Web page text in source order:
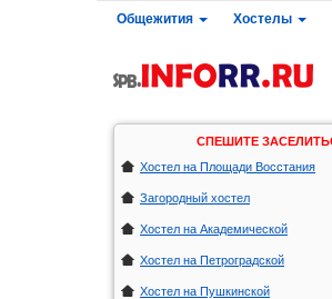
Общежития Хостелы
СПЕШИТЕ
Хостел на Площади Восстания
Загородный хостел
Хостел на Академической
Хостел на Петроградской
Хостел на Пушкинской